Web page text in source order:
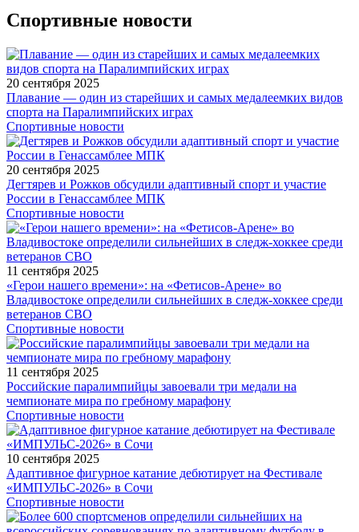
Спортивные новости
20 сентября 2025
Плавание — один из старейших и самых медалеемких видов
спорта на Паралимпийских играх
Спортивные новости
20 сентября 2025
Дегтярев и Рожков обсудили адаптивный спорт и участие
России в Генассамблее МПК
Спортивные новости
11 сентября 2025
«Герои нашего времени»: на «Фетисов-Арене» во
Владивостоке определили сильнейших в следж-хоккее среди
ветеранов СВО
Спортивные новости
11 сентября 2025
Российские паралимпийцы завоевали три медали на
чемпионате мира по гребному марафону
Спортивные новости
10 сентября 2025
Адаптивное фигурное катание дебютирует на Фестивале
«ИМПУЛЬС-2026» в Сочи
Спортивные новости